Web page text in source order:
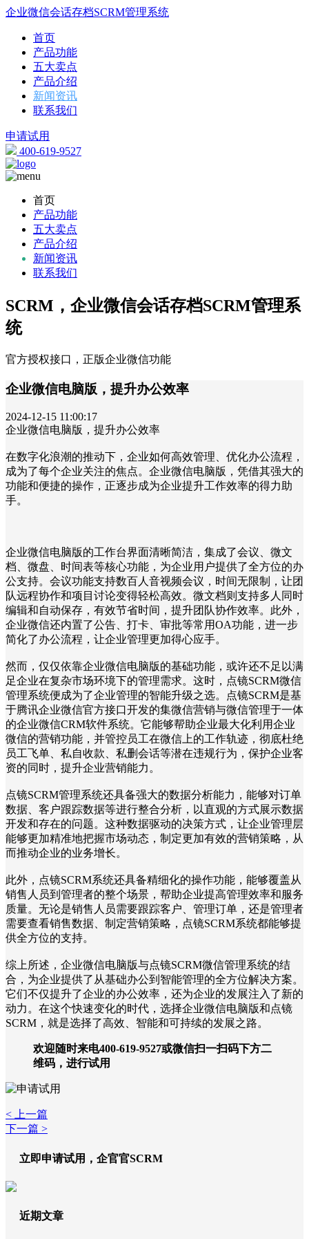
企业微信会话存档SCRM管理系统
首页
产品功能
五大卖点
产品介绍
新闻资讯
联系我们
申请试用
400-619-9527
首页
产品功能
五大卖点
产品介绍
新闻资讯
联系我们
SCRM，企业微信会话存档SCRM管理系
统
官方授权接口，正版企业微信功能
企业微信电脑版，提升办公效率
2024-12-15 11:00:17
企业微信电脑版，提升办公效率
在数字化浪潮的推动下，企业如何高效管理、优化办公流程，
成为了每个企业关注的焦点。企业微信电脑版，凭借其强大的
功能和便捷的操作，正逐步成为企业提升工作效率的得力助
手。
企业微信电脑版的工作台界面清晰简洁，集成了会议、微文
档、微盘、时间表等核心功能，为企业用户提供了全方位的办
公支持。会议功能支持数百人音视频会议，时间无限制，让团
队远程协作和项目讨论变得轻松高效。微文档则支持多人同时
编辑和自动保存，有效节省时间，提升团队协作效率。此外，
企业微信还内置了公告、打卡、审批等常用OA功能，进一步
简化了办公流程，让企业管理更加得心应手。
然而，仅仅依靠企业微信电脑版的基础功能，或许还不足以满
足企业在复杂市场环境下的管理需求。这时，点镜SCRM微信
管理系统便成为了企业管理的智能升级之选。点镜SCRM是基
于腾讯企业微信官方接口开发的集微信营销与微信管理于一体
的企业微信CRM软件系统。它能够帮助企业最大化利用企业
微信的营销功能，并管控员工在微信上的工作轨迹，彻底杜绝
员工飞单、私自收款、私删会话等潜在违规行为，保护企业客
资的同时，提升企业营销能力。
点镜SCRM管理系统还具备强大的数据分析能力，能够对订单
数据、客户跟踪数据等进行整合分析，以直观的方式展示数据
开发和存在的问题。这种数据驱动的决策方式，让企业管理层
能够更加精准地把握市场动态，制定更加有效的营销策略，从
而推动企业的业务增长。
此外，点镜SCRM系统还具备精细化的操作功能，能够覆盖从
销售人员到管理者的整个场景，帮助企业提高管理效率和服务
质量。无论是销售人员需要跟踪客户、管理订单，还是管理者
需要查看销售数据、制定营销策略，点镜SCRM系统都能够提
供全方位的支持。
综上所述，企业微信电脑版与点镜SCRM微信管理系统的结
合，为企业提供了从基础办公到智能管理的全方位解决方案。
它们不仅提升了企业的办公效率，还为企业的发展注入了新的
动力。在这个快速变化的时代，选择企业微信电脑版和点镜
SCRM，就是选择了高效、智能和可持续的发展之路。
欢迎随时来电400-619-9527或微信扫一扫码下方二
维码，进行试用
< 上一篇
下一篇 >
立即申请试用，企官官SCRM
近期文章